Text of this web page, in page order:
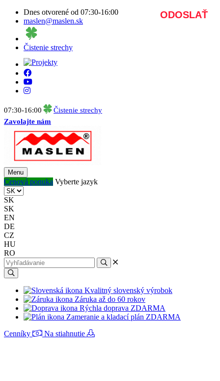
Dnes otvorené od 07:30-16:00
maslen@maslen.sk
Čistenie strechy
07:30-16:00
Čistenie strechy
Zavolajte nám
Menu
Cenová ponuka Vyberte jazyk
SK
SK
EN
DE
CZ
HU
RO
Kvalitný slovenský výrobok
Záruka až do 60 rokov
Rýchla doprava ZDARMA
Zameranie a kladací plán ZDARMA
Cenníky
Na stiahnutie